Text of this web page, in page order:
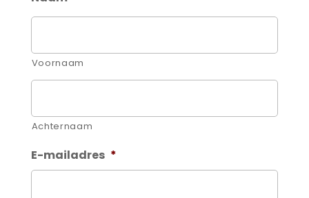
Voornaam
Achternaam
E-mailadres *